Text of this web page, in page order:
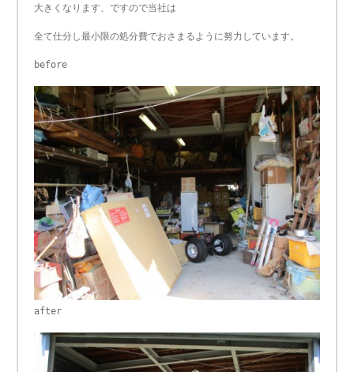
大きくなります、ですので当社は
全て仕分し最小限の処分費でおさまるように努力しています。
before
after